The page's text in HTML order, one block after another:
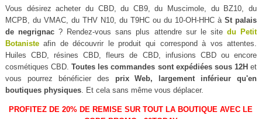
Vous désirez acheter du CBD, du CB9, du Muscimole, du BZ10, du
MCPB, du VMAC, du THV N10, du T9HC ou du 10-OH-HHC àSt palais
de negrignac ? Rendez-vous sans plus attendre sur le site du Petit
Botanisteafin de découvrir le produit qui correspond à vos attentes.
Huiles CBD, résines CBD, fleurs de CBD, infusions CBD ou encore
cosmétiques CBD.Toutes les commandes sont expédiées sous 12H et
vous pourrez bénéficier des prix Web, largement inférieur qu'en
boutiques physiques. Et cela sans même vous déplacer.
PROFITEZ DE 20% DE REMISE SUR TOUT LA BOUTIQUE AVEC LE